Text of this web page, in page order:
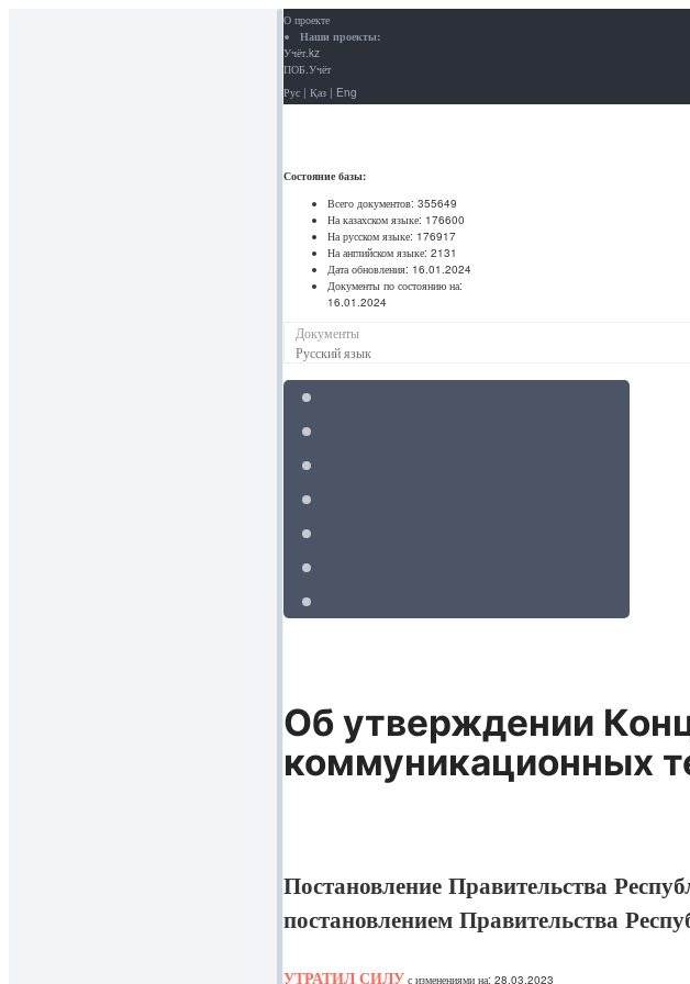
О проекте
Наши проекты:
Учёт.kz
ПОБ.Учёт
Рус | Қаз | Eng
Состояние базы:
Всего документов: 355649
На казахском языке: 176600
На русском языке: 176917
На английском языке: 2131
Дата обновления: 16.01.2024
Документы по состоянию на:
16.01.2024
Документы
Русский язык
Об утверждении
коммуникационных
Постановление Правительства
постановлением Правительства
УТРАТИЛ СИЛУ с изменениями на: 28.03.2023